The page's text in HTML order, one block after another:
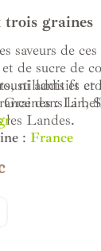
trois graines
saveurs de
de sucre de
ni additifs et
Graines : Lin,
et
dans la
les Landes.
: France